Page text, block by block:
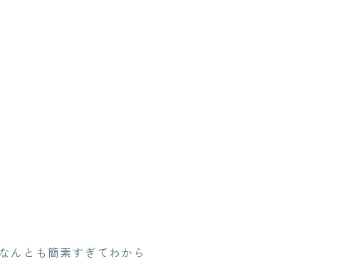
んとも簡素すぎてわから